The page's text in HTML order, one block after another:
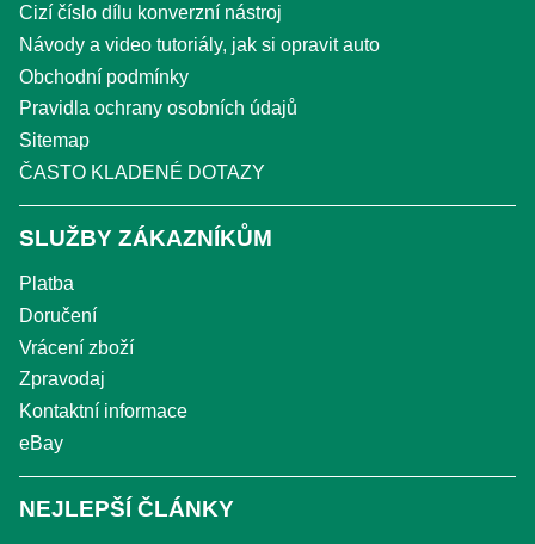
Cizí číslo dílu konverzní nástroj
Návody a video tutoriály, jak si opravit auto
Obchodní podmínky
Pravidla ochrany osobních údajů
Sitemap
ČASTO KLADENÉ DOTAZY
SLUŽBY ZÁKAZNÍKŮM
Platba
Doručení
Vrácení zboží
Zpravodaj
Kontaktní informace
eBay
NEJLEPŠÍ ČLÁNKY